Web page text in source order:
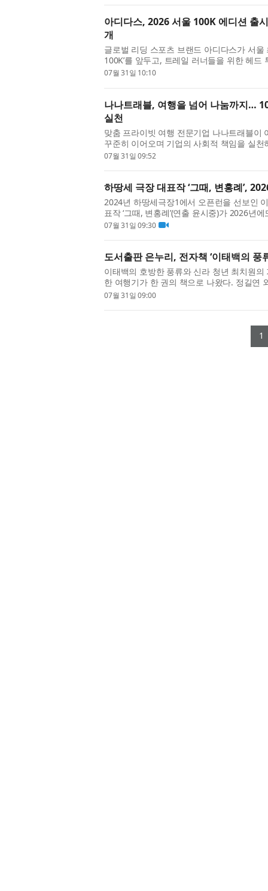
아디다스, 2026 서울 100K 에디션 출
개
글로벌 리딩 스포츠 브랜드 아디다스가 서
100K’를 앞두고, 트레일 러너들을 위한 헤드
인다. 이와 함께 7월 31일부터 8월 9일까지
07월 31일 10:10
나나트래블, 여행을 넘어 나눔까지…
실천
맞춤 프라이빗 여행 전문기업 나나트래블이
꾸준히 이어오며 기업의 사회적 책임을 실
경험을 제공하는 것을 넘어 도움이 필요한
07월 31일 09:52
하땅세 극장 대표작 ‘그때, 변홍례’,
2024년 하땅세극장1에서 오픈런을 선보인
표작 ‘그때, 변홍례’(연출 윤시중)가 2026년
울뿐 아니라 부산 어댑터씨어터에서도 함께
07월 31일 09:30
도서출판 은누리, 전자책 ‘이태백의 풍
이태백의 호방한 풍류와 신라 청년 최치원의
한 여행기가 한 권의 책으로 나왔다. 정길연
치원의 기상 - 중국 장쑤성 난징·양저우 기행
07월 31일 09:00
1